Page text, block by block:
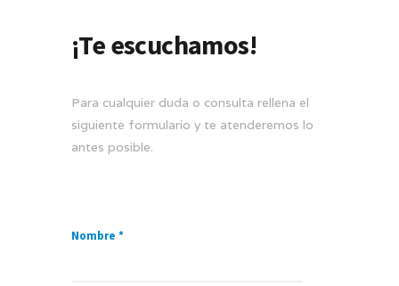
¡Te escuchamos!
Para cualquier duda o consulta rellena el
siguiente formulario y te atenderemos lo
antes posible.
Nombre *